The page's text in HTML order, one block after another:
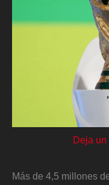
Deja
Más de 4,5 millones